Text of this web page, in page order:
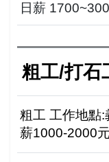
日薪
粗工/打石
粗工 工作地點:
薪1000-2000
場清潔人員 日